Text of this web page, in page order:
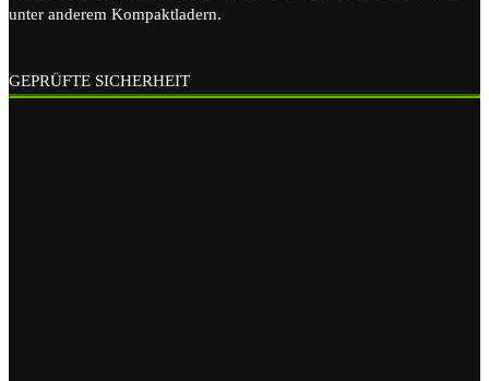
unter anderem Kompaktladern.
GEPRÜFTE SICHERHEIT